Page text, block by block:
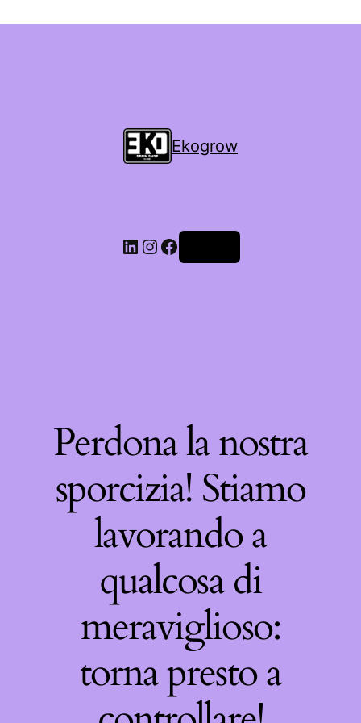
Ekogrow
Perdona la nostra
sporcizia! Stiamo
lavorando a
qualcosa di
meraviglioso:
torna presto a